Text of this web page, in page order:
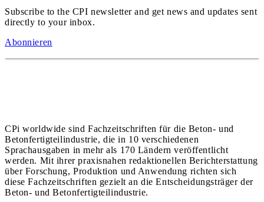
Subscribe to the CPI newsletter and get news and updates sent
directly to your inbox.
Abonnieren
CPi worldwide sind Fachzeitschriften für die Beton- und
Betonfertigteilindustrie, die in 10 verschiedenen
Sprachausgaben in mehr als 170 Ländern veröffentlicht
werden. Mit ihrer praxisnahen redaktionellen Berichterstattung
über Forschung, Produktion und Anwendung richten sich
diese Fachzeitschriften gezielt an die Entscheidungsträger der
Beton- und Betonfertigteilindustrie.